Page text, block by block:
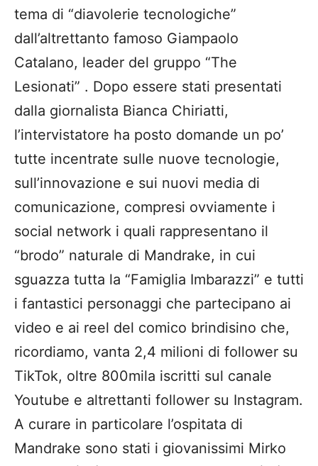
tema di “diavolerie tecnologiche”
dall’altrettanto famoso Giampaolo
Catalano, leader del gruppo “The
Lesionati” . Dopo essere stati presentati
dalla giornalista Bianca Chiriatti,
l’intervistatore ha posto domande un po’
tutte incentrate sulle nuove tecnologie,
sull’innovazione e sui nuovi media di
comunicazione, compresi ovviamente i
social network i quali rappresentano il
“brodo” naturale di Mandrake, in cui
sguazza tutta la “Famiglia Imbarazzi” e tutti
i fantastici personaggi che partecipano ai
video e ai reel del comico brindisino che,
ricordiamo, vanta 2,4 milioni di follower su
TikTok, oltre 800mila iscritti sul canale
Youtube e altrettanti follower su Instagram.
A curare in particolare l’ospitata di
Mandrake sono stati i giovanissimi Mirko